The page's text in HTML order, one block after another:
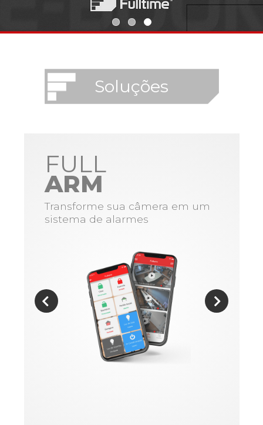
Soluções
FULL
ARM
Transforme sua câmera em um
sistema de alarmes